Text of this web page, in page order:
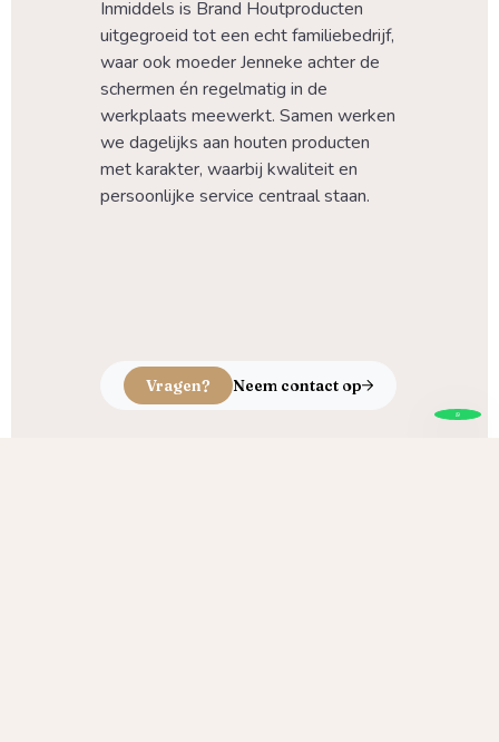
Inmiddels is Brand Houtproducten
uitgegroeid tot een echt familiebedrijf,
waar ook moeder Jenneke achter de
schermen én regelmatig in de
werkplaats meewerkt. Samen werken
we dagelijks aan houten producten
met karakter, waarbij kwaliteit en
persoonlijke service centraal staan.
Vragen? Neem contact op